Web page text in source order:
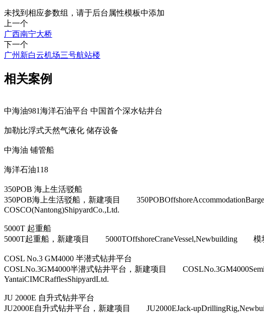
未找到相应参数组，请于后台属性模板中添加
上一个
广西南宁大桥
下一个
广州新白云机场三号航站楼
相关案例
中海油981海洋石油平台 中国首个深水钻井台
加勒比浮式天然气液化 储存设备
中海油 铺管船
海洋石油118
350POB 海上生活驳船
350POB海上生活驳船，新建项目
COSCO(Nantong)ShipyardCo.,Ltd.
5000T 起重船
5000T起重船，新建项目
COSL No.3 GM4000 半潜式钻井平台
COSLNo.3GM4000半潜式钻井平台，新建项目
YantaiCIMCRafflesShipyardLtd.
JU 2000E 自升式钻井平台
JU2000E自升式钻井平台，新建项目 JU2000EJack-